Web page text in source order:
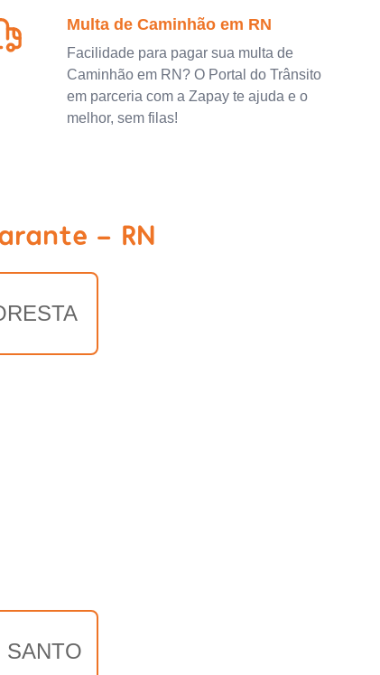
Multa de Caminhão em RN
Facilidade para pagar sua multa de
Caminhão em RN? O Portal do Trânsito
em parceria com a Zapay te ajuda e o
melhor, sem filas!
- RN
SANTO